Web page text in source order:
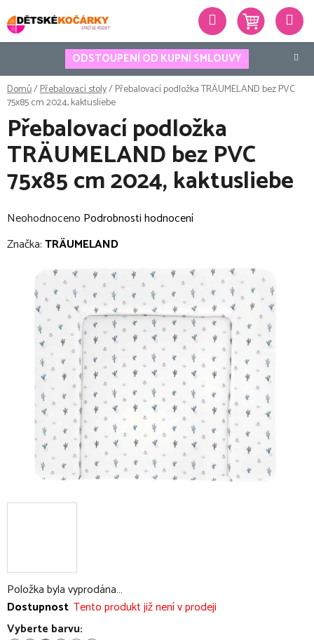
na
obsah
ODSTOUPENÍ OD KUPNÍ SMLOUVY
Hledat
Domů/Přebalovací stoly/Přebalovací podložka TRÄUMELAND bez PVC
75x85 cm 2024, kaktusliebe
Položka byla vyprodána…
Dostupnost Tento produkt již není v prodeji
Vyberte barvu:
Přebalovací podložka
TRÄUMELAND bez PVC
75x85 cm 2024, kaktusliebe
Průměrné
hodnocení
hvězdiček.
Neohodnoceno Podrobnosti hodnocení
Značka:TRÄUMELAND